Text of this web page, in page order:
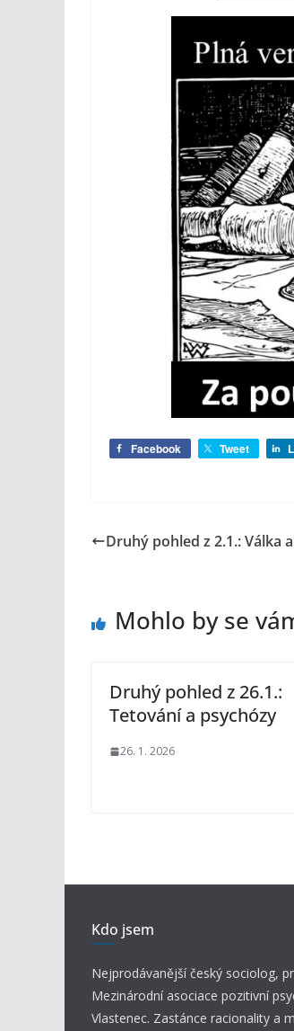
Facebook Tweet
Druhý pohled z 2.1.: Válka
Mohlo by se
Druhý pohled z 26.1.:
Tetování a psychózy
26. 1. 2026
Kdo jsem
Nejprodávanější český sociolog,
Mezinárodní asociace pozitivní
Vlastenec. Zastánce racionality a